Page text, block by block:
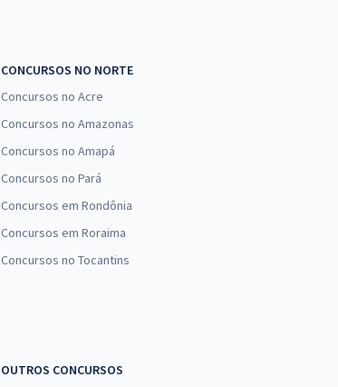
CONCURSOS NO NORTE
Concursos no Acre
Concursos no Amazonas
Concursos no Amapá
Concursos no Pará
Concursos em Rondônia
Concursos em Roraima
Concursos no Tocantins
OUTROS CONCURSOS